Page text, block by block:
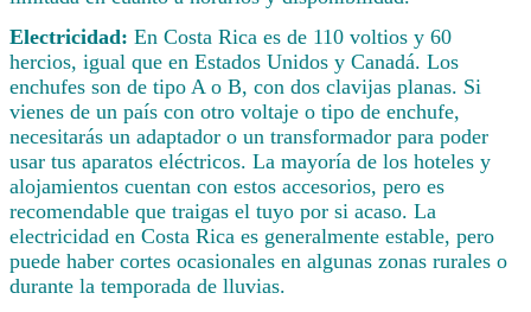
Electricidad: En Costa Rica es de 110 voltios y 60
hercios, igual que en Estados Unidos y Canadá. Los
enchufes son de tipo A o B, con dos clavijas planas. Si
vienes de un país con otro voltaje o tipo de enchufe,
necesitarás un adaptador o un transformador para poder
usar tus aparatos eléctricos. La mayoría de los hoteles y
alojamientos cuentan con estos accesorios, pero es
recomendable que traigas el tuyo por si acaso. La
electricidad en Costa Rica es generalmente estable, pero
puede haber cortes ocasionales en algunas zonas rurales o
durante la temporada de lluvias.